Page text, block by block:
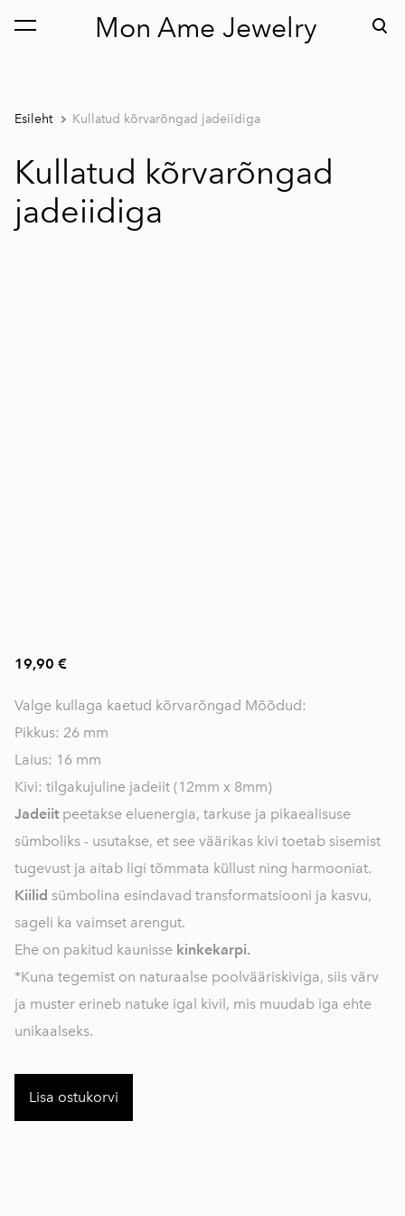
Mon Ame Jewelry
lisati ostukorvi. Vaata ostukorvi
Esileht Kullatud kõrvarõngad jadeiidiga
Kullatud kõrvarõngad
jadeiidiga
19,90 €
Valge kullaga kaetud kõrvarõngad Mõõdud:
Pikkus: 26 mm
Laius: 16 mm
Kivi: tilgakujuline jadeiit (12mm x 8mm)
Jadeiit peetakse eluenergia, tarkuse ja pikaealisuse
sümboliks - usutakse, et see väärikas kivi toetab sisemist
tugevust ja aitab ligi tõmmata küllust ning harmooniat.
Kiilid sümbolina esindavad transformatsiooni ja kasvu,
sageli ka vaimset arengut.
Ehe on pakitud kaunisse kinkekarpi.
*Kuna tegemist on naturaalse poolvääriskiviga, siis värv
ja muster erineb natuke igal kivil, mis muudab iga ehte
unikaalseks.
Lisa ostukorvi